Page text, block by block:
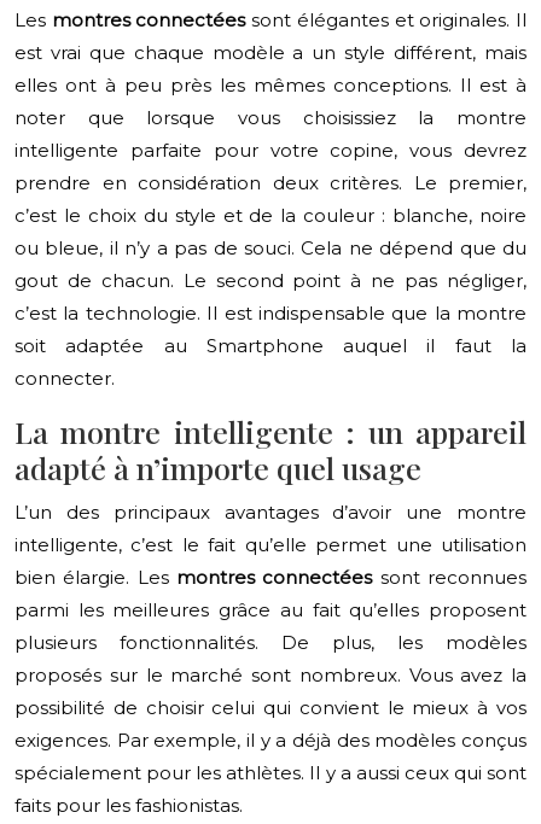
Les montres connectéessont élégantes et originales. Il
est vrai que chaque modèle a un style différent, mais
elles ont à peu près les mêmes conceptions. Il est à
noter que lorsque vous choisissiez la montre
intelligente parfaite pour votre copine, vous devrez
prendre en considération deux critères. Le premier,
c’est le choix du style et de la couleur : blanche, noire
ou bleue, il n’y a pas de souci. Cela ne dépend que du
gout de chacun. Le second point à ne pas négliger,
c’est la technologie. Il est indispensable que la montre
soit adaptée au Smartphone auquel il faut la
connecter.
La montre intelligente : un appareil
adapté à n’importe quel usage
L’un des principaux avantages d’avoir une montre
intelligente, c’est le fait qu’elle permet une utilisation
bien élargie. Les montres connectéessont reconnues
parmi les meilleures grâce au fait qu’elles proposent
plusieurs fonctionnalités. De plus, les modèles
proposés sur le marché sont nombreux. Vous avez la
possibilité de choisir celui qui convient le mieux à vos
exigences. Par exemple, il y a déjà des modèles conçus
spécialement pour les athlètes. Il y a aussi ceux qui sont
faits pour les fashionistas.